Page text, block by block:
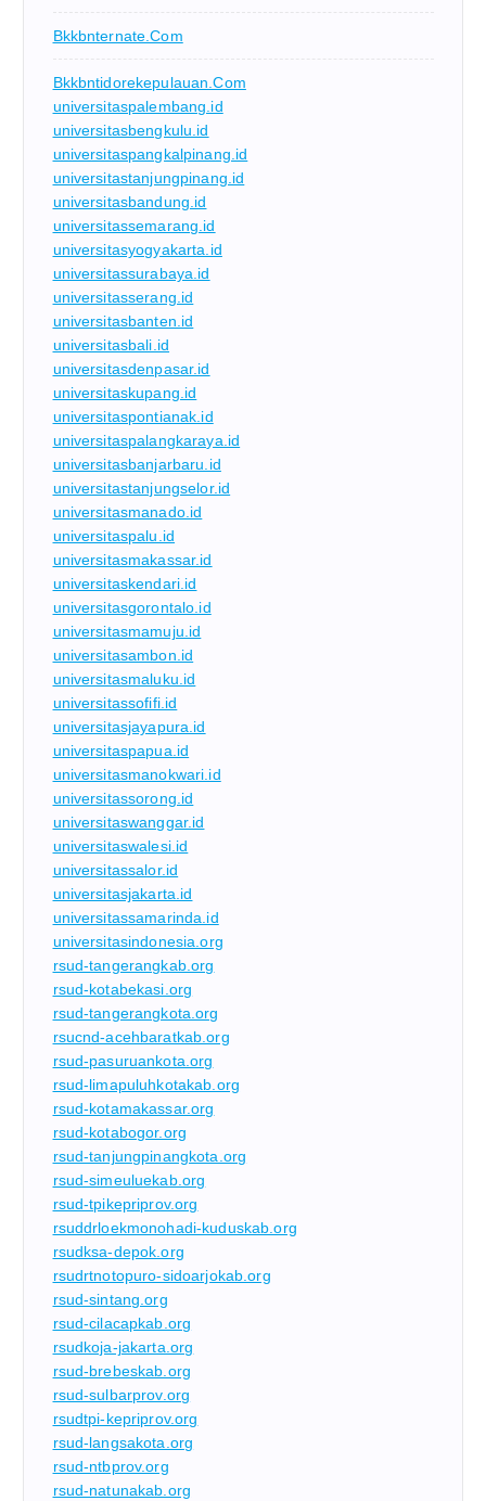
Bkkbnternate.com
Bkkbntidorekepulauan.com
universitaspalembang.id
universitasbengkulu.id
universitaspangkalpinang.id
universitastanjungpinang.id
universitasbandung.id
universitassemarang.id
universitasyogyakarta.id
universitassurabaya.id
universitasserang.id
universitasbanten.id
universitasbali.id
universitasdenpasar.id
universitaskupang.id
universitaspontianak.id
universitaspalangkaraya.id
universitasbanjarbaru.id
universitastanjungselor.id
universitasmanado.id
universitaspalu.id
universitasmakassar.id
universitaskendari.id
universitasgorontalo.id
universitasmamuju.id
universitasambon.id
universitasmaluku.id
universitassofifi.id
universitasjayapura.id
universitaspapua.id
universitasmanokwari.id
universitassorong.id
universitaswanggar.id
universitaswalesi.id
universitassalor.id
universitasjakarta.id
universitassamarinda.id
universitasindonesia.org
rsud-tangerangkab.org
rsud-kotabekasi.org
rsud-tangerangkota.org
rsucnd-acehbaratkab.org
rsud-pasuruankota.org
rsud-limapuluhkotakab.org
rsud-kotamakassar.org
rsud-kotabogor.org
rsud-tanjungpinangkota.org
rsud-simeuluekab.org
rsud-tpikepriprov.org
rsuddrloekmonohadi-kuduskab.org
rsudksa-depok.org
rsudrtnotopuro-sidoarjokab.org
rsud-sintang.org
rsud-cilacapkab.org
rsudkoja-jakarta.org
rsud-brebeskab.org
rsud-sulbarprov.org
rsudtpi-kepriprov.org
rsud-langsakota.org
rsud-ntbprov.org
rsud-natunakab.org